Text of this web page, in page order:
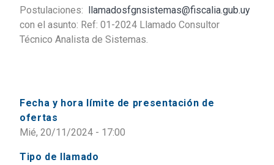
Fecha y hora límite de presentación de
ofertas
Mié, 20/11/2024 - 17:00
Tipo de llamado
Postulaciones:
llamadosfgnsistemas@fiscalia.gub.uy
con el asunto: Ref: 01-2024 Llamado Consultor
Técnico Analista de Sistemas.